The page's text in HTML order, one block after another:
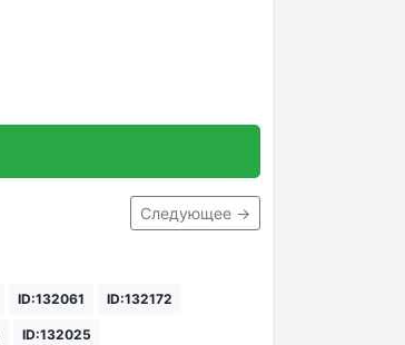
Следующее →
ID:132061 ID:132172
ID:132025